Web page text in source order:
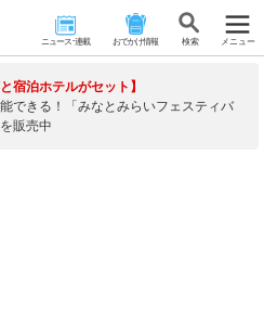
ニュース･連載 おでかけ情報 検 索 メニュー
宿泊ホテルがセット】
できる！「みなとみらいフェスティバ
販売中